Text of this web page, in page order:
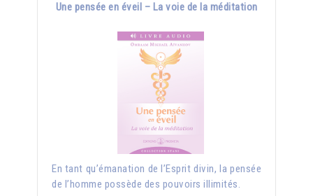
Une pensée en éveil – La voie de la méditation
En tant qu’émanation de l’Esprit divin, la pensée
de l’homme possède des pouvoirs illimités.